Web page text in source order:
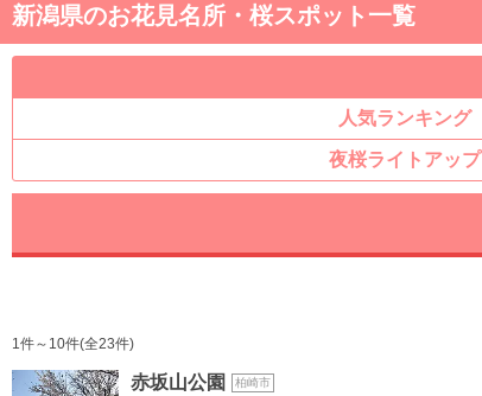
新潟県のお花見名所・桜スポット一覧
人気ランキング
夜桜ライトアップ
1件～10件(全23件)
赤坂山公園 柏崎市